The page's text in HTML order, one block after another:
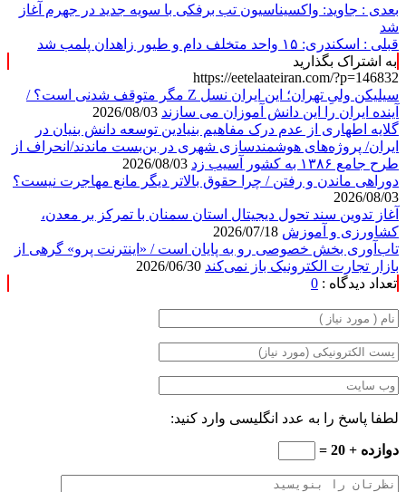
بعدی : جاوید: واکسیناسیون تب برفکی با سویه جدید در جهرم آغاز
شد
قبلی : اسکندری: ۱۵ واحد متخلف دام و طیور زاهدان پلمب شد
به اشتراک بگذارید
https://eetelaateiran.com/?p=146832
سیلیکن ولیِ تهران؛ این ایران نسل Z مگر متوقف شدنی است؟ /
آینده ایران را این دانش آموزان می سازند
گلایه اطهاری از عدم درک مفاهیم بنیادین توسعه دانش بنیان در
ایران/ پروژه‌های هوشمندسازی شهری در بن‌بست ماندند/انحراف از
طرح جامع ۱۳۸۶ به کشور آسیب زد
دوراهی ماندن و رفتن / چرا حقوق بالاتر دیگر مانع مهاجرت نیست؟
2026/08/03
آغاز تدوین سند تحول دیجیتال استان سمنان با تمرکز بر معدن،
کشاورزی و آموزش
تاب‌آوری بخش خصوصی رو به پایان است / «اینترنت پرو» گرهی از
بازار تجارت الکترونیک باز نمی‌کند
تعداد دیدگاه : 0
لطفا پاسخ را به عدد انگلیسی وارد کنید:
دوازده + 20 =